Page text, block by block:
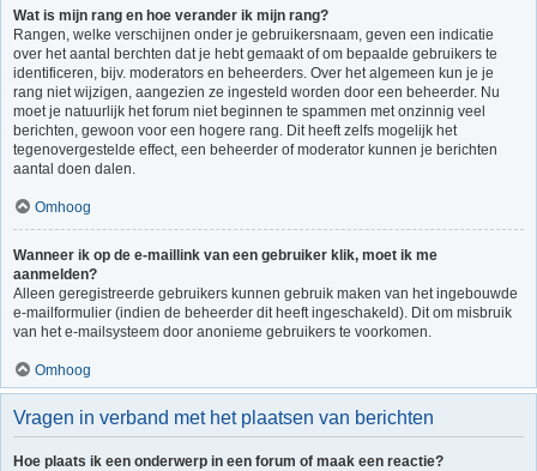
Wat is mijn rang en hoe verander ik mijn rang?
Rangen, welke verschijnen onder je gebruikersnaam, geven een indicatie
over het aantal berchten dat je hebt gemaakt of om bepaalde gebruikers te
identificeren, bijv. moderators en beheerders. Over het algemeen kun je je
rang niet wijzigen, aangezien ze ingesteld worden door een beheerder. Nu
moet je natuurlijk het forum niet beginnen te spammen met onzinnig veel
berichten, gewoon voor een hogere rang. Dit heeft zelfs mogelijk het
tegenovergestelde effect, een beheerder of moderator kunnen je berichten
aantal doen dalen.
Omhoog
Wanneer ik op de e-maillink van een gebruiker klik, moet ik me
aanmelden?
Alleen geregistreerde gebruikers kunnen gebruik maken van het ingebouwde
e-mailformulier (indien de beheerder dit heeft ingeschakeld). Dit om misbruik
van het e-mailsysteem door anonieme gebruikers te voorkomen.
Omhoog
Vragen in verband met het plaatsen van berichten
Hoe plaats ik een onderwerp in een forum of maak een reactie?